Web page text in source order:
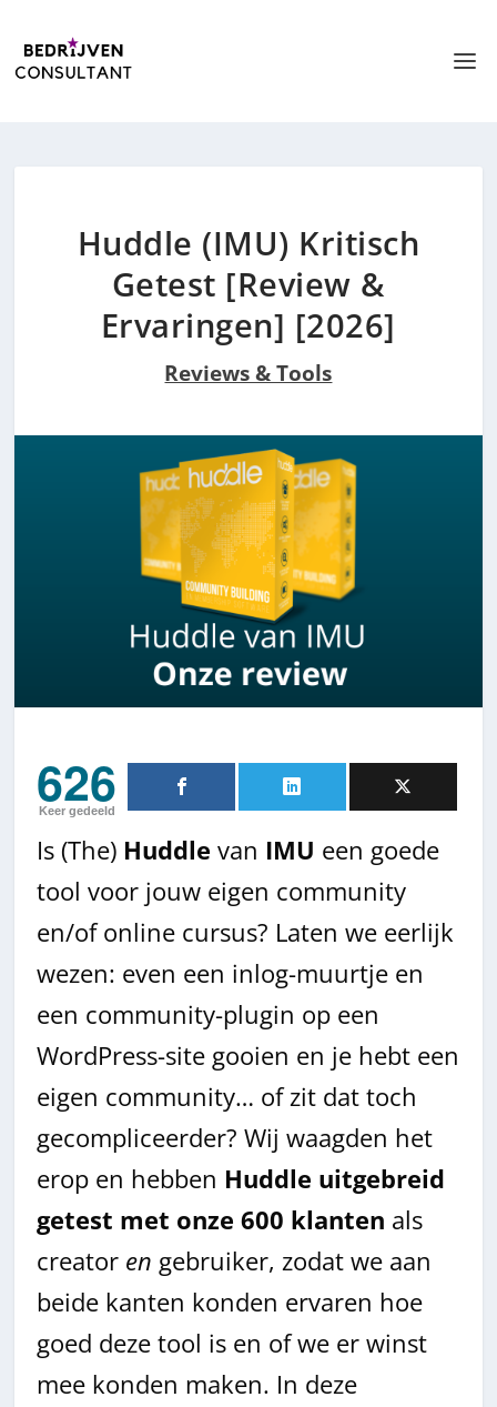
Huddle (IMU) Kritisch
Getest [Review &
Ervaringen] [2026]
Reviews & Tools
626
Keer gedeeld
Is (The) Huddlevan IMU een goede
tool voor jouw eigen community
en/of online cursus? Laten we eerlijk
wezen: even een inlog-muurtje en
een community-plugin op een
WordPress-site gooien en je hebt een
eigen community… of zit dat toch
gecompliceerder? Wij waagden het
erop en hebben Huddle uitgebreid
getest met onze 600 klanten als
creator en gebruiker, zodat we aan
beide kanten konden ervaren hoe
goed deze tool is en of we er winst
mee konden maken. In deze